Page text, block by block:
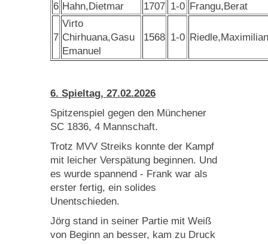
6 Hahn,Dietmar 1707 1-0 Frangu,Berat
7
Virto
Chirhuana,Gasu
Emanuel
1568 1-0 Riedle,Maximilian
6. Spieltag, 27.02.2026
Spitzenspiel gegen den Münchener
SC 1836, 4 Mannschaft.
Trotz MVV Streiks konnte der Kampf
mit leicher Verspätung beginnen. Und
es wurde spannend - Frank war als
erster fertig, ein solides
Unentschieden.
Jörg stand in seiner Partie mit Weiß
von Beginn an besser, kam zu Druck